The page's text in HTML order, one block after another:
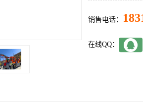
销售电话：
在线QQ：